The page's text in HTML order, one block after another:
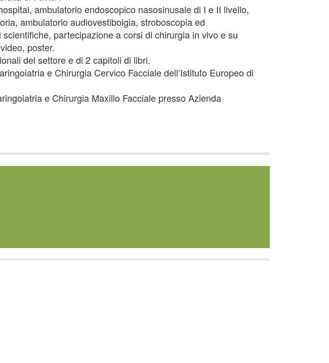
ambulatorio endoscopico nasosinusale di I e II livello,
ambulatorio audiovestibolgia, stroboscopia ed
partecipazione a corsi di chirurgia in vivo e su
poster.
del settore e di 2 capitoli di libri.
e Chirurgia Cervico Facciale dell’Istituto Europeo di
e Chirurgia Maxillo Facciale presso Azienda